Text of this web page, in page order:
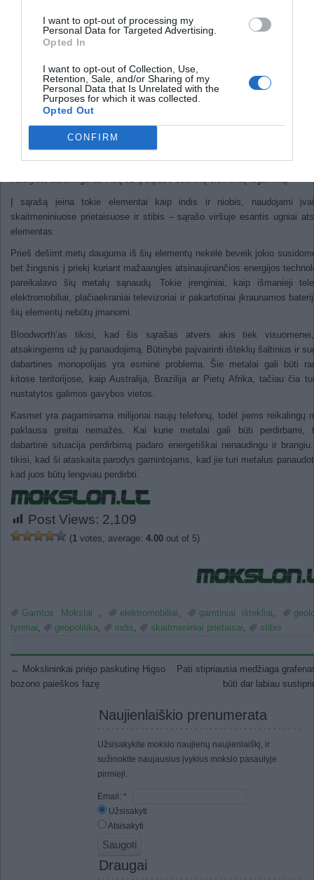
I want to opt-out of processing my
Personal Data for Targeted Advertising.
Opted In
I want to opt-out of Collection, Use,
Retention, Sale, and/or Sharing of my
Personal Data that Is Unrelated with the
Purposes for which it was collected.
Opted Out
CONFIRM
Bloodworth‘as iš BGT, teigia, kad tai yra
tikėtina, tačiau rizika yra, ir ją sukelia
valstybės yra vienintelės tam tikrų
valstybė, atsakinga už visų 52-ų sąraše esančių elementų išgavimą.
Į sąrašą įeina tokie elementai kaip indis ir niobis, naudojami
skaitmeniniuose prietaisuose ir stibis – sąrašo viršuje esantis ugniai
elementas.
Prieš dešimt metų dauguma iš šių elementų nekėlė beveik jokio
bet žingsnis į priekį kuriant mažaangles atsinaujinančios energijos
pareikalavo šių metalų sąnaudų. Tokie įrenginiai, kaip išmanieji
elektromobiliai, plačiaekraniai televizoriai ir pakartotinai įkraunamos
šių elementų nebūtų įmanomi.
Bloodworth‘as tikisi, kad šis sąrašas atvers akis tiek
atsakingiems už jų panaudojimą. Būtinybė paįvairinti išteklių šaltinius ir
dabartines monopolijas yra esminė problema. Šie metalai gali būti
kitose teritorijose, kaip Australija, Brazilija ar Pietų Afrika, tačiau čia
nustatytos galimos gavybos vietos.
Kasmet yra pagaminama milijonai naujų telefonų, todėl jiems reikalingų
paklausa greitai nemažės. Kai kurie metalai gali būti perdirbami,
dabartinė situacija perdirbimą padaro energetiškai nenaudingu ir
tikisi, kad ši ataskaita parodys gamintojams, kad jie turi metalus
kad juos būtų lengviau perdirbti.
Post Views: 2,109
(1 votes, average: 4.00 out of 5)
Gamtos Mokslai elektromobiliai gamtiniai ištekliai
tyrimai
geopolitika indis skaitmeniniai prietaisai stibis
Post navigation
← Mokslininkai priėjo paskutinę Higso
bozono paieškos fazę
Pati stipriausia medžiaga
būti dar labiau
Naujienlaiškio prenumerata
Užsisakykite mokslo naujienų naujienlaiškį, ir
sužinokite naujausius įvykius mokslo pasaulyje
pirmieji.
Email: *
Užsisakyti
Atsisakyti
Draugai